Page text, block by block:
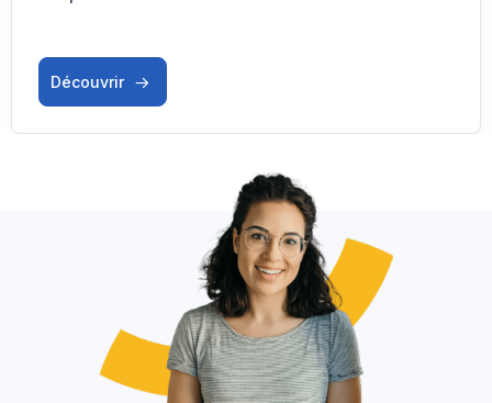
Découvrir